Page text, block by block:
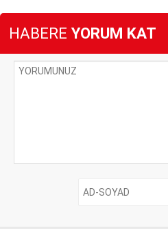
HABERE YORUM KAT